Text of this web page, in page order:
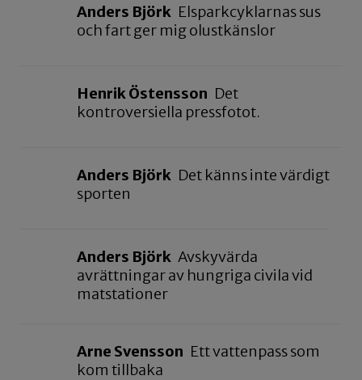
Anders Björk Elsparkcyklarnas sus
och fart ger mig olustkänslor
Henrik Östensson Det
kontroversiella pressfotot.
Anders Björk Det känns inte värdigt
sporten
Anders Björk Avskyvärda
avrättningar av hungriga civila vid
matstationer
Arne Svensson Ett vattenpass som
kom tillbaka